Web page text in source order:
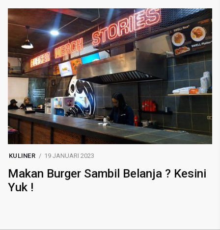
KULINER 19 JANUARI 2023
Makan Burger Sambil Belanja ? Kesini
Yuk !